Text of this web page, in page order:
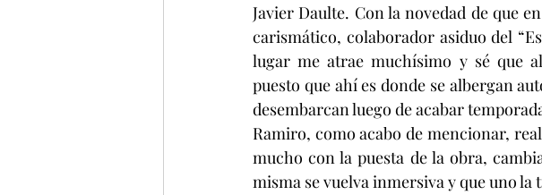
Javier Daulte. Con la novedad de que
carismático, colaborador asiduo del
lugar me atrae muchísimo y sé que
puesto que ahí es donde se albergan
desembarcan luego de acabar
Ramiro, como acabo de mencionar,
mucho con la puesta de la obra,
misma se vuelva inmersiva y que uno